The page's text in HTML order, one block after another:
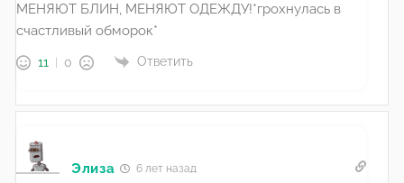
МЕНЯЮТ БЛИН, МЕНЯЮТ ОДЕЖДУ!*грохнулась в
счастливый обморок*
11 0 Ответить
Элиза 6 лет назад